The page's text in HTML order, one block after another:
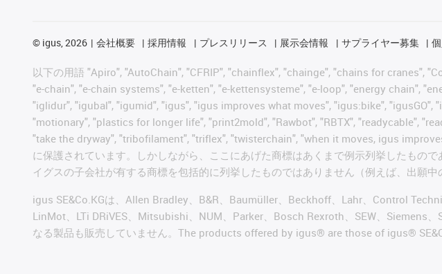
© igus, 2026 会社概要 採用情報 プレスリリース 展示会情報 サプライヤー募集
以下の用語 "Apiro", "AutoChain", "CFRIP", "chainflex", "chainge", "chains for cranes",
"e-chain", "e-chain systems", "e-ketten", "e-kettensysteme", "e-loop", "energy chain",
"iglidur", "igubal", "igumid", "igus", "igus improves what moves", "igus:bike",
"motionary", "plastics for longer life", "print2mold", "Rawbot", "RBTX", "readycable",
"take the dryway", "tribofilament", "triflex", "twisterchain", "when it moves, igus
に保護されています。しかしながら、ここにあげた商標はあくまで例示列挙したもの
イグスの子会社が有する商標を包括的に列挙したものではありません（例えば、出願中
igus SE&Co.KGは、Allen Bradley、B&R、Baumüller、Beckhoff、Lahr、Control
LinMot、LTi DRiVES、Mitsubishi、NUM、Parker、Bosch Rexroth、SEW、Siemens
なる製品も販売していません。The products offered by igus® are those of igus®